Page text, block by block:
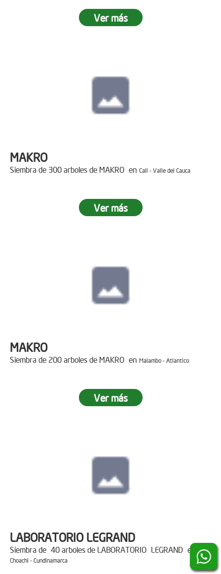
Ver más
MAKRO
Siembra de 300 arboles de MAKRO en Cali - Valle del Cauca
Ver más
MAKRO
Siembra de 200 arboles de MAKRO en Malambo - Atlantico
Ver más
LABORATORIO LEGRAND
Siembra de 40 arboles de LABORATORIO LEGRAND en
Choachi - Cundinamarca